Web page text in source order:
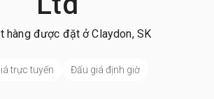
hàng được đặt ở Claydon, SK
trực tuyến Đấu giá định giờ